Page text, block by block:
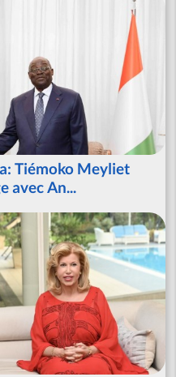
Tiémoko Meyliet
avec An...